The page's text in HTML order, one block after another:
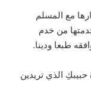
مع المسلم
من خدم
طبعا ودينا.
الذي تريدين